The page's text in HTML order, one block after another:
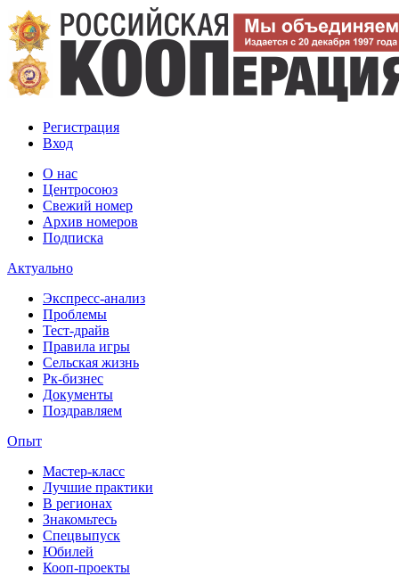
Регистрация
Вход
О нас
Центросоюз
Свежий номер
Архив номеров
Подписка
Актуально
Экспресс-анализ
Проблемы
Тест-драйв
Правила игры
Сельская жизнь
Рк-бизнес
Документы
Поздравляем
Опыт
Мастер-класс
Лучшие практики
В регионах
Знакомьтесь
Спецвыпуск
Юбилей
Кооп-проекты